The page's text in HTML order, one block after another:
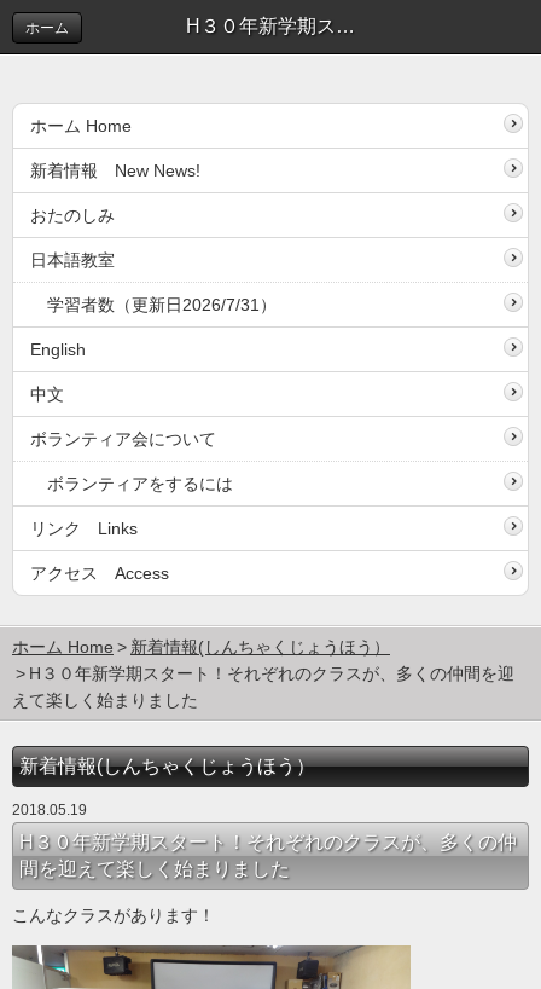
H３０年新学期スタート！それぞれのクラスが、多くの仲間を迎えて楽しく始まりました | 新着情報(しんちゃくじょうほう）
ホーム
ホーム Home
新着情報 New News!
おたのしみ
日本語教室
学習者数（更新日2026/7/31）
English
中文
ボランティア会について
ボランティアをするには
リンク Links
アクセス Access
ホーム Home
新着情報(しんちゃくじょうほう）
H３０年新学期スタート！それぞれのクラスが、多くの仲間を迎
えて楽しく始まりました
新着情報(しんちゃくじょうほう）
2018.05.19
H３０年新学期スタート！それぞれのクラスが、多くの仲
間を迎えて楽しく始まりました
こんなクラスがあります！